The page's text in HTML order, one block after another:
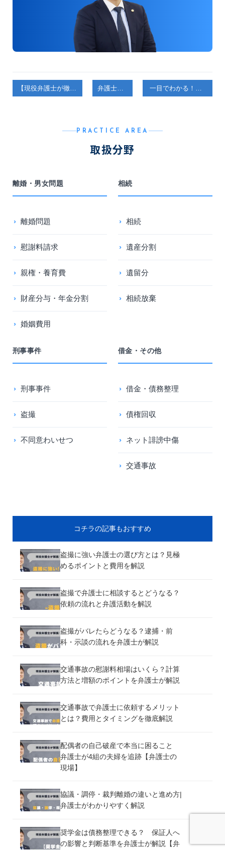
【現役弁護士が徹底解説！】 相手からの不当な慰謝料要求に立ち向かう方法 弁護士コラム 一目でわかる！民事事件と刑事事件の違いを弁護士が解説します！
PRACTICE AREA
取扱分野
離婚・男女問題
離婚問題
慰謝料請求
親権・養育費
財産分与・年金分割
婚姻費用
相続
相続
遺産分割
遺留分
相続放棄
刑事事件
刑事事件
盗撮
不同意わいせつ
借金・その他
借金・債務整理
債権回収
ネット誹謗中傷
交通事故
コチラの記事もおすすめ
盗撮に強い弁護士の選び方とは？見極
めるポイントと費用を解説
盗撮で弁護士に相談するとどうなる？
依頼の流れと弁護活動を解説
盗撮がバレたらどうなる？逮捕・前
科・示談の流れを弁護士が解説
交通事故の慰謝料相場はいくら？計算
方法と増額のポイントを弁護士が解説
交通事故で弁護士に依頼するメリット
とは？費用とタイミングを徹底解説
配偶者の自己破産で本当に困ること
弁護士が4組の夫婦を追跡【弁護士の
現場】
協議・調停・裁判離婚の違いと進め方|
弁護士がわかりやすく解説
奨学金は債務整理できる？ 保証人へ
の影響と判断基準を弁護士が解説【弁